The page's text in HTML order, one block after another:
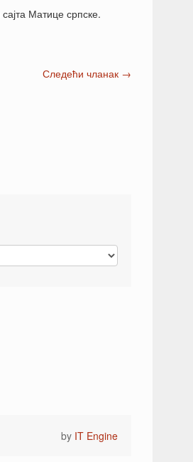
сајта Матице српске.
Следећи чланак →
by IT Engine